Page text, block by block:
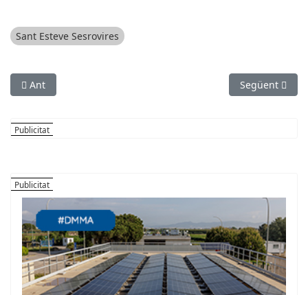
Sant Esteve Sesrovires
Article anterior: Josep Campderrós és el nou president del
Ant Article
Següent